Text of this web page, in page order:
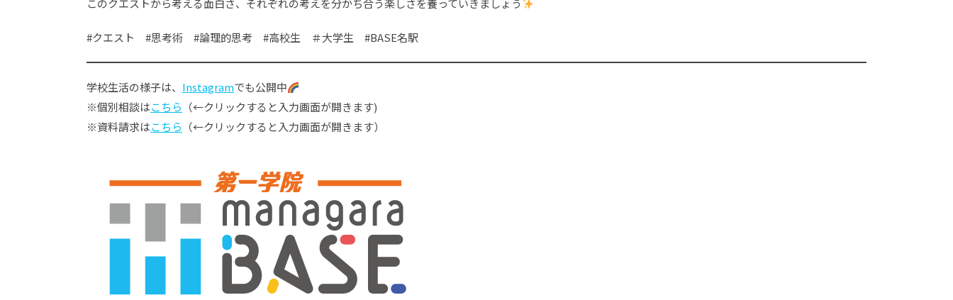
このクエストから考える面白さ、それぞれの考えを分かち合う楽しさを養っていきましょう
#クエスト #思考術 #論理的思考 #高校生 ＃大学生 #BASE名駅
学校生活の様子は、 Instagramでも公開中
※個別相談はこちら （←クリックすると入力画面が開きます)
※資料請求はこちら （←クリックすると入力画面が開きます）